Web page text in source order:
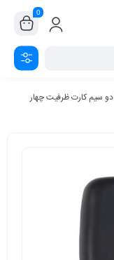
0
/ گوشی موبایل جنرال لوکس مدل 106 دو سیم کارت ظرفیت چهار